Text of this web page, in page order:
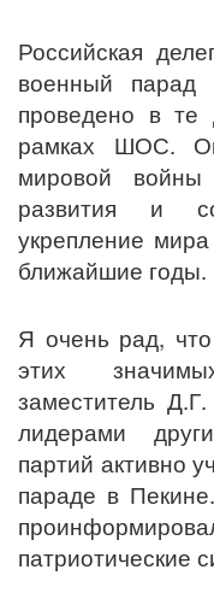
Российская
военный
проведено в те
рамках ШОС.
мировой войны
развития и
укрепление
ближайшие годы.
Я очень рад,
этих
заместитель
лидерами
партий активно
параде в
патриотические